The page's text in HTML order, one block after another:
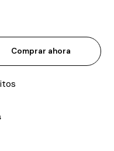
Comprar ahora